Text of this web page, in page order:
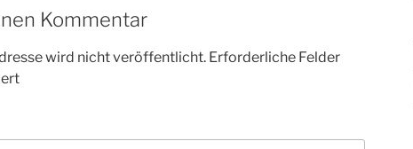
Kommentar
wird nicht veröffentlicht. Erforderliche Felder